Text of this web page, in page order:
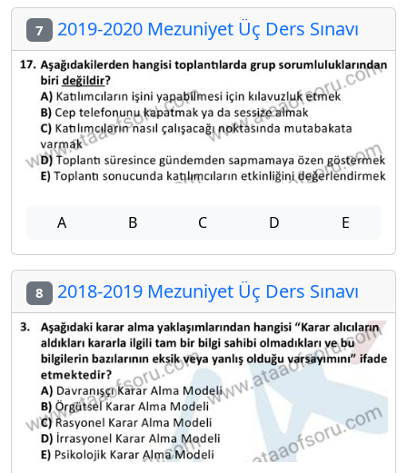
7 2019-2020 Mezuniyet Üç Ders Sınavı
A B C D E
8 2018-2019 Mezuniyet Üç Ders Sınavı